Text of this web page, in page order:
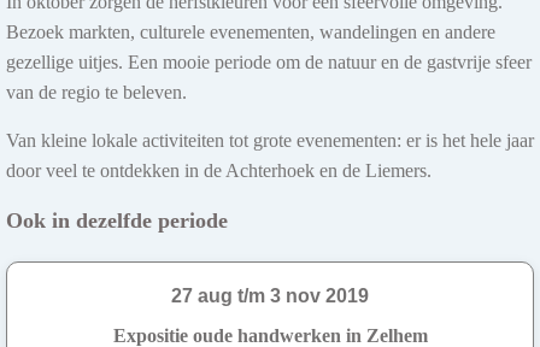
Bezoek markten, culturele evenementen, wandelingen en andere
gezellige uitjes. Een mooie periode om de natuur en de gastvrije sfeer
van de regio te beleven.
Van kleine lokale activiteiten tot grote evenementen: er is het hele jaar
door veel te ontdekken in de Achterhoek en de Liemers.
Ook in dezelfde periode
27 aug t/m 3 nov 2019
Expositie oude handwerken in Zelhem